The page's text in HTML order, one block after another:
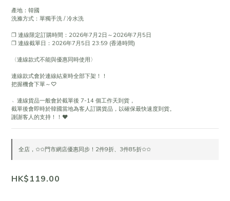
產地：韓國
洗滌方式：單獨手洗 / 冷水洗
❐ 連線限定訂購時間：2026年7月2日～2026年7月5日
❐ 連線截單日：2026年7月5日 23:59 (香港時間)
〈連線款式不能與優惠同時使用〉
連線款式會於連線結束時全部下架！！
把握機會下單～♡
﹆連線貨品一般會於截單後 7-14 個工作天到貨，
截單後會即時於韓國當地為客人訂購貨品，以確保最快速度到貨。
謝謝客人的支持！！❤
全店，✩✩門市網店優惠同步！2件9折、3件85折✩✩
HK$119.00